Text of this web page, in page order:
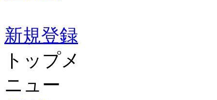
新規登録
トップメ
ニュー